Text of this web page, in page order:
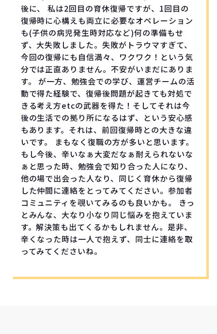
後に、 私は2回目の育休復帰ですが、1回目の
復帰時に心構えも両立に必要なオペレーション
も(子供の病児発生時対応など)何の準備もせ
ず、大失敗しました。失敗がトラウマすぎて、
今回の復帰にも自信満々、ワクワク！という気
分では正直ありません。不安がいまだにありま
す。 が一方、勉強会での学び、運営チームの活
動で得た経験で、復帰後問題が起きても対処で
きる考え方etcの武器を得た！そしてそれは今
後の生活での拠り所になるはず、という安心感
もあります。それは、前回復帰時との大きな違
いです。 まもなく復職の方が多いと思います。
もし今後、辛いなぁ大変だなぁ耐えられないな
ぁと思った時、勉強会で知り合った人になり、
他の場で出会った人なり、同じく育休から復帰
した仲間に連絡をとってみてください。参加者
コミュニティを覗いてみるのも良いかも。 きっ
とみんな、大なり小なり同じ悩みを抱えていま
す。解決策も出てくるかもしれません。是非、
辛くなった時は一人で抱えず、同士に連絡を取
ってみてくださいね。